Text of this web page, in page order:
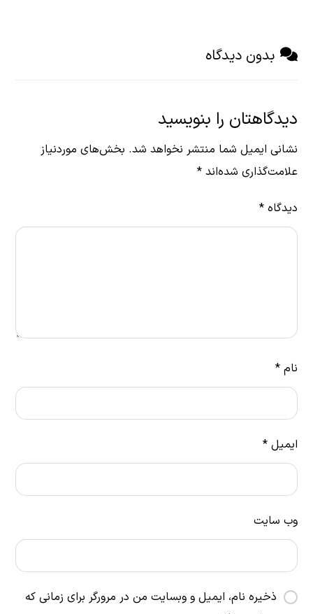
بدون دیدگاه
دیدگاهتان را بنویسید
نشانی ایمیل شما منتشر نخواهد شد. بخش‌های موردنیاز
علامت‌گذاری شده‌اند*
دیدگاه*
نام*
ایمیل*
وب‌ سایت
ذخیره نام، ایمیل و وبسایت من در مرورگر برای زمانی که